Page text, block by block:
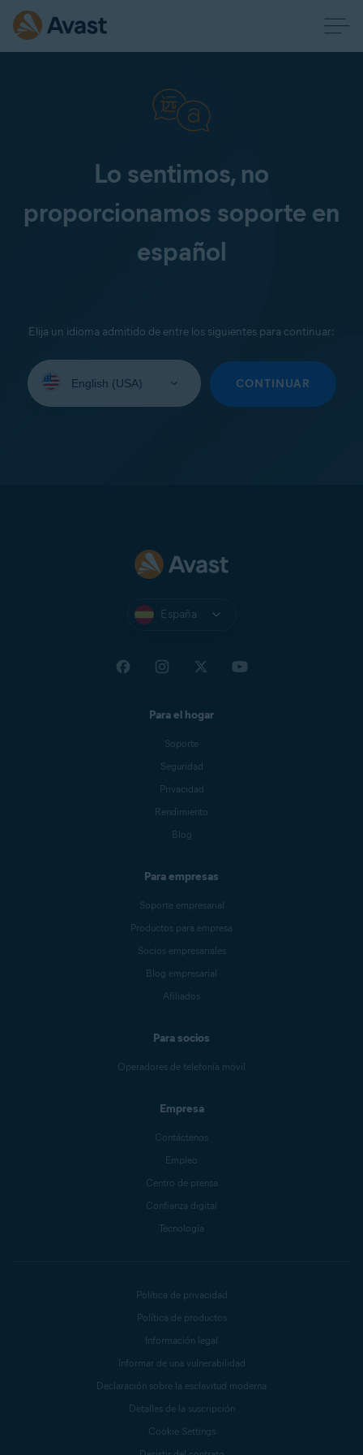
Lo sentimos, no
proporcionamos soporte en
español
Elija un idioma admitido de entre los siguientes para continuar:
su
CONTINUAR
España
Para el hogar
Soporte
Seguridad
Privacidad
Rendimiento
Blog
Para empresas
Soporte empresarial
Productos para empresa
Socios empresariales
Blog empresarial
Afiliados
Para socios
Operadores de telefonía móvil
Empresa
Contáctenos
Empleo
Centro de prensa
Confianza digital
Tecnología
Política de privacidad
Política de productos
Información legal
Informar de una vulnerabilidad
Declaración sobre la esclavitud moderna
Detalles de la suscripción
Cookie Settings